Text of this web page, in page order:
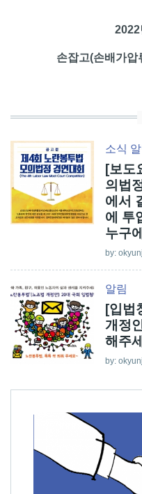
2022
손잡고(손배가압
소식
[보도
의법
에서
에 투
누구
by:
알림
[입법
개정
해주
by: